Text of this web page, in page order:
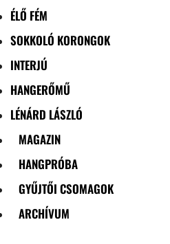
ÉLŐ FÉM
SOKKOLÓ KORONGOK
INTERJÚ
HANGERŐMŰ
LÉNÁRD LÁSZLÓ
MAGAZIN
HANGPRÓBA
GYŰJTŐI CSOMAGOK
ARCHÍVUM